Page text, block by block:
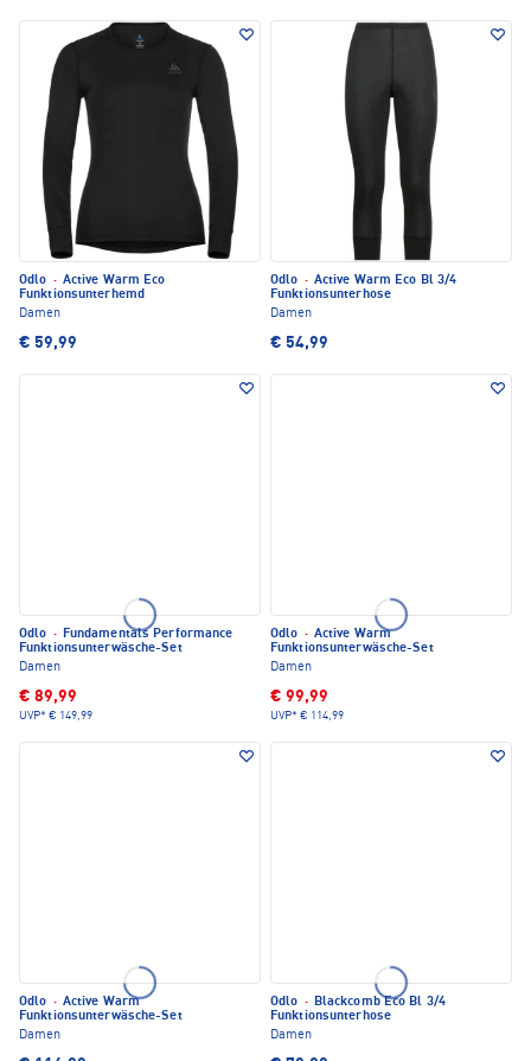
Odlo · Active Warm Eco
Funktionsunterhemd
Damen
€ 59,99
Odlo · Active Warm Eco Bl 3/4
Funktionsunterhose
Damen
€ 54,99
Odlo · Fundamentals Performance
Funktionsunterwäsche-Set
Damen
€ 89,99
UVP* € 149,99
Odlo · Active Warm
Funktionsunterwäsche-Set
Damen
€ 99,99
UVP* € 114,99
Odlo · Active Warm
Funktionsunterwäsche-Set
Damen
Odlo · Blackcomb Eco Bl 3/4
Funktionsunterhose
Damen